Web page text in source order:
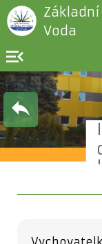
Voda
menu_open